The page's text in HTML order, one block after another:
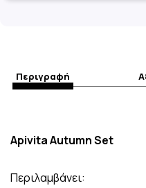
Περιγραφή
Apivita Autumn Set
Περιλαμβάνει: